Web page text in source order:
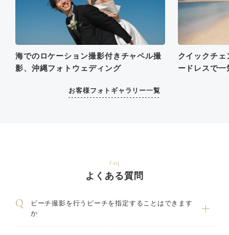
海でのロケーション撮影付きチャペル撮
影、沖縄フォトウェディング
クイックチ
ードレスで
お客様フォトギャラリー一覧
Faq
よくある質問
ビーチ撮影を行うビーチを指定することはできます
か